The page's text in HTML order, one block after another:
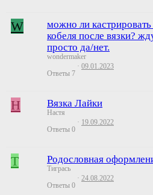
W
можно ли
кобеля после вязки?
просто да/нет.
wondermaker
Ответы 7
09.01.2023
Н Вязка Лайки
Настя
Ответы 0
19.09.2022
Т Родословная
Тигрась
Ответы 0
24.08.2022